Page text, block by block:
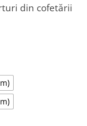
din cofetării